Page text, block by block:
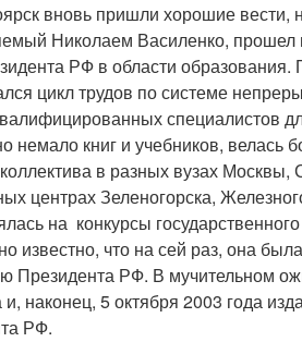
вновь пришли хорошие вести,
Николаем Василенко, прошел
РФ в области образования.
цикл трудов по системе
специалистов
немало книг и учебников, велась
в разных вузах Москвы,
центрах Зеленогорска,
на конкурсы
известно, что на сей раз, она
Президента РФ. В мучительном
наконец, 5 октября 2003 года
РФ.